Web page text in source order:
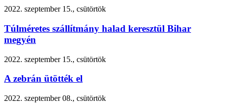
2022. szeptember 15., csütörtök
Túlméretes szállítmány halad keresztül Bihar
megyén
2022. szeptember 15., csütörtök
A zebrán ütötték el
2022. szeptember 08., csütörtök